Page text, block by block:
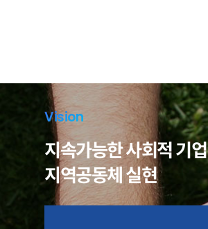
Vision
지속가능한 사회적 기업
지역공동체 실현